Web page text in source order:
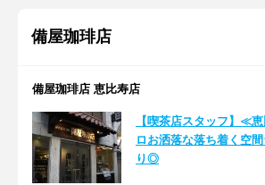
備屋珈琲店
備屋珈琲店 恵比寿店
【喫茶店スタッフ】≪
ロお洒落な落ち着く空
り◎